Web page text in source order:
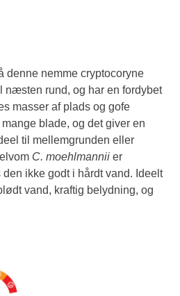
denne nemme cryptocoryne
næsten rund, og har en fordybet
masser af plads og gofe
blade, og det giver en
til mellemgrunden eller
C. moehlmannii er
ikke godt i hårdt vand. Ideelt
vand, kraftig belydning, og